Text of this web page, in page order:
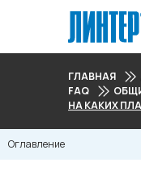
ГЛАВНАЯ
FAQ
НА КАКИХ
Оглавление